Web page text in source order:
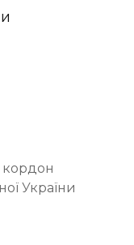
кордон
України